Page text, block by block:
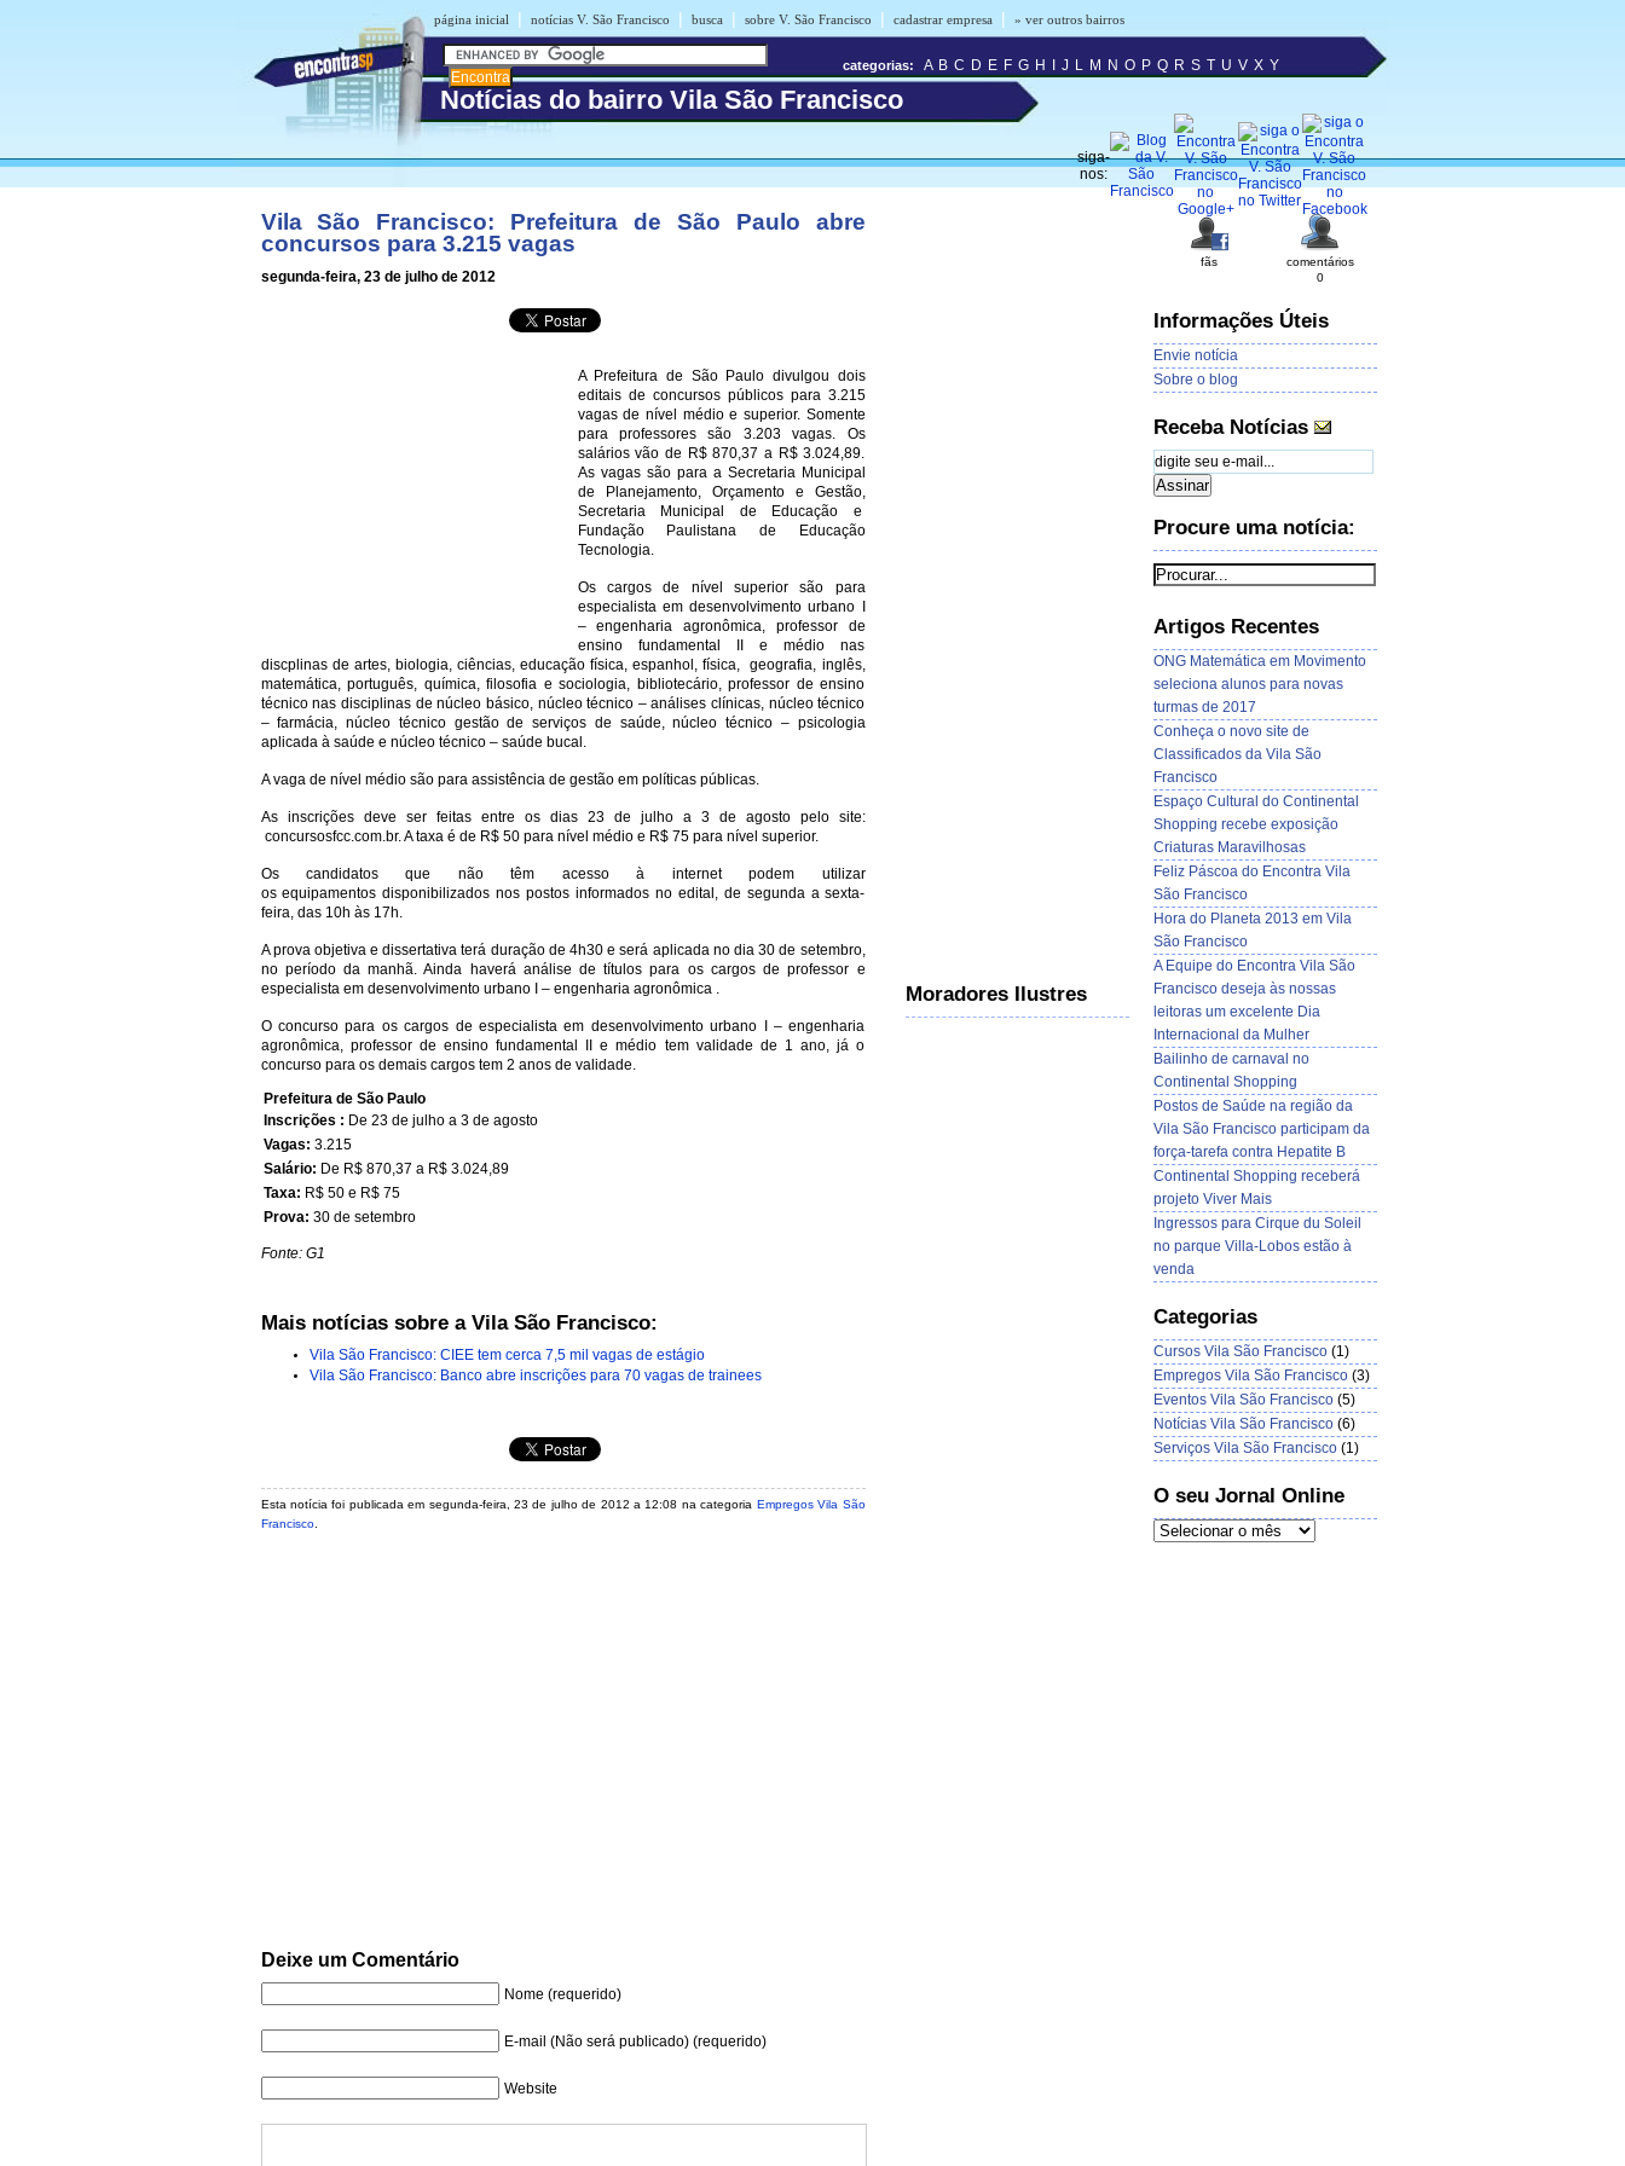
página inicial | notícias V. São Francisco | busca | sobre V. São Francisco | cadastrar empresa | » ver outros bairros
Notícias do bairro Vila São Francisco
siga-
nos:
categorias: A B C D E F G H J L M N O P Q R S T U V X Y
Vila São Francisco: Prefeitura de São Paulo abre
concursos para 3.215 vagas
segunda-feira, 23 de julho de 2012
A Prefeitura de São Paulo divulgou dois
editais de concursos públicos para 3.215
vagas de nível médio e superior. Somente
para professores são 3.203 vagas. Os
salários vão de R$ 870,37 a R$ 3.024,89.
As vagas são para a Secretaria Municipal
de Planejamento, Orçamento e Gestão,
Secretaria Municipal de Educação e
Fundação Paulistana de Educação
Tecnologia.
Os cargos de nível superior são para
especialista em desenvolvimento urbano I
– engenharia agronômica, professor de
ensino fundamental II e médio nas
discplinas de artes, biologia, ciências, educação física, espanhol, física, geografia, inglês,
matemática, português, química, filosofia e sociologia, bibliotecário, professor de ensino
técnico nas disciplinas de núcleo básico, núcleo técnico – análises clínicas, núcleo técnico
– farmácia, núcleo técnico gestão de serviços de saúde, núcleo técnico – psicologia
aplicada à saúde e núcleo técnico – saúde bucal.
A vaga de nível médio são para assistência de gestão em políticas públicas.
As inscrições deve ser feitas entre os dias 23 de julho a 3 de agosto pelo site:
concursosfcc.com.br. A taxa é de R$ 50 para nível médio e R$ 75 para nível superior.
Os candidatos que não têm acesso à internet podem utilizar
os equipamentos disponibilizados nos postos informados no edital, de segunda a sexta-
feira, das 10h às 17h.
A prova objetiva e dissertativa terá duração de 4h30 e será aplicada no dia 30 de setembro,
no período da manhã. Ainda haverá análise de títulos para os cargos de professor e
especialista em desenvolvimento urbano I – engenharia agronômica .
O concurso para os cargos de especialista em desenvolvimento urbano I – engenharia
agronômica, professor de ensino fundamental II e médio tem validade de 1 ano, já o
concurso para os demais cargos tem 2 anos de validade.
Prefeitura de São Paulo
Inscrições : De 23 de julho a 3 de agosto
Vagas: 3.215
Salário: De R$ 870,37 a R$ 3.024,89
Taxa: R$ 50 e R$ 75
Prova: 30 de setembro
Fonte: G1
Mais notícias sobre a Vila São Francisco:
Vila São Francisco: CIEE tem cerca 7,5 mil vagas de estágio
Vila São Francisco: Banco abre inscrições para 70 vagas de trainees
Esta notícia foi publicada em segunda-feira, 23 de julho de 2012 a 12:08 na categoria Empregos Vila São
Francisco.
Deixe um Comentário
Nome (requerido)
E-mail (Não será publicado) (requerido)
Website
Moradores Ilustres
fãs
comentários
0
Informações Úteis
Envie notícia
Sobre o blog
Receba Notícias
Procure uma notícia:
Artigos Recentes
ONG Matemática em Movimento
seleciona alunos para novas
turmas de 2017
Conheça o novo site de
Classificados da Vila São
Francisco
Espaço Cultural do Continental
Shopping recebe exposição
Criaturas Maravilhosas
Feliz Páscoa do Encontra Vila
São Francisco
Hora do Planeta 2013 em Vila
São Francisco
A Equipe do Encontra Vila São
Francisco deseja às nossas
leitoras um excelente Dia
Internacional da Mulher
Bailinho de carnaval no
Continental Shopping
Postos de Saúde na região da
Vila São Francisco participam da
força-tarefa contra Hepatite B
Continental Shopping receberá
projeto Viver Mais
Ingressos para Cirque du Soleil
no parque Villa-Lobos estão à
venda
Categorias
Cursos Vila São Francisco(1)
Empregos Vila São Francisco(3)
Eventos Vila São Francisco(5)
Notícias Vila São Francisco(6)
Serviços Vila São Francisco(1)
O seu Jornal Online